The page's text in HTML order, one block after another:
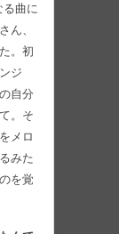
曲に
ん、
。初
ジ
自分
。そ
メロ
みた
を覚